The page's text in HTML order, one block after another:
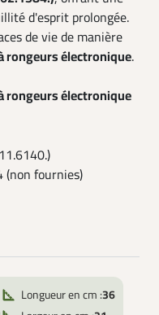
d'esprit prolongée.
de vie de manière
rongeurs électronique.
rongeurs électronique
(non fournies)
Longueur en cm :36